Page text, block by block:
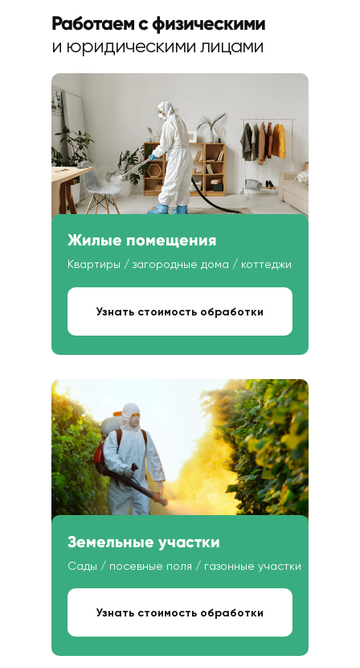
Узнать стоимость обработки
Квартиры / загородные дома / коттеджи
Жилые помещения
Узнать стоимость обработки
Сады / посевные поля / газонные участки
Земельные участки
Работаем с физическими
и юридическими лицами